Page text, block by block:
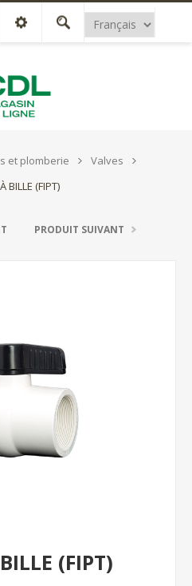
et plomberie
Valves
BILLE (FIPT)
PRODUIT SUIVANT
(FIPT)